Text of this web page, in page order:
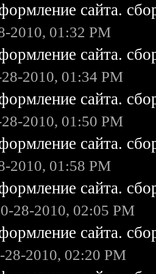
сайта.
2010, 01:32 PM
сайта.
2010, 01:34 PM
сайта.
2010, 01:50 PM
сайта.
2010, 01:58 PM
сайта.
28-2010, 02:05 PM
сайта.
28-2010, 02:20 PM